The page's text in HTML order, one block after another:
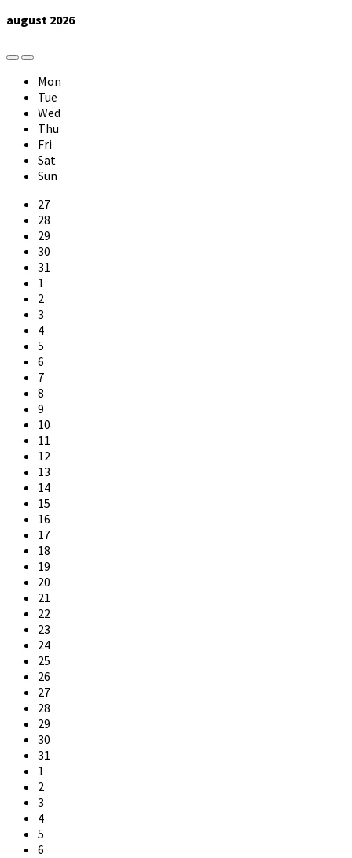
august 2026
Previous
Month
Next
Month
Mon
Tue
Wed
Thu
Fri
Sat
Sun
Skip
calendar
days
27
28
29
30
31
1
2
3
4
5
6
7
8
9
10
11
12
13
14
15
16
17
18
19
20
21
22
23
24
25
26
27
28
29
30
31
1
2
3
4
5
6